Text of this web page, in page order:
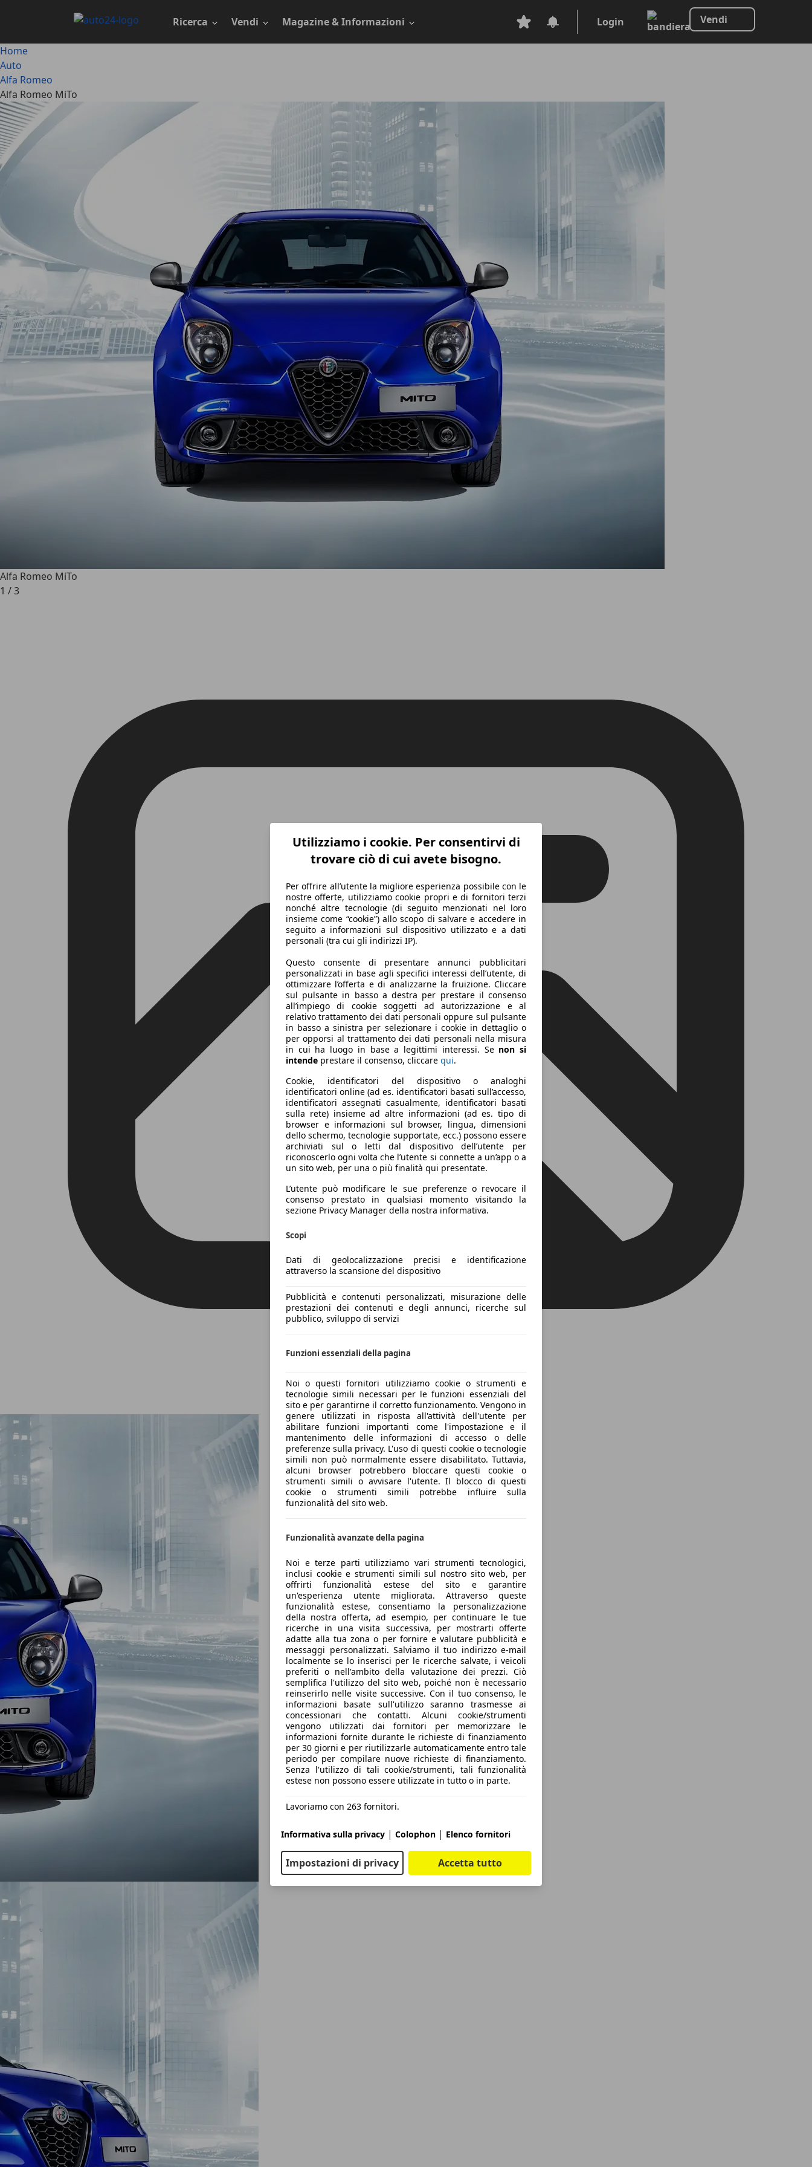
principale
Ricerca Vendi Magazine & Informazioni Login Vendi
Home
Auto
Alfa Romeo
Alfa Romeo MiTo
Alfa Romeo MiTo
1 /3
Utilizziamo i cookie. Per consentirvi di
trovare ciò di cui avete bisogno.
Per offrire all’utente la migliore esperienza possibile con le
nostre offerte, utilizziamo cookie propri e di fornitori terzi
nonché altre tecnologie (di seguito menzionati nel loro
insieme come “cookie”) allo scopo di salvare e accedere in
seguito a informazioni sul dispositivo utilizzato e a dati
personali (tra cui gli indirizzi IP).
Questo consente di presentare annunci pubblicitari
personalizzati in base agli specifici interessi dell’utente, di
ottimizzare l’offerta e di analizzarne la fruizione. Cliccare
sul pulsante in basso a destra per prestare il consenso
all’impiego di cookie soggetti ad autorizzazione e al
relativo trattamento dei dati personali oppure sul pulsante
in basso a sinistra per selezionare i cookie in dettaglio o
per opporsi al trattamento dei dati personali nella misura
in cui ha luogo in base a legittimi interessi. Se non si
intende prestare il consenso, cliccare qui.
Cookie, identificatori del dispositivo o analoghi
identificatori online (ad es. identificatori basati sull’accesso,
identificatori assegnati casualmente, identificatori basati
sulla rete) insieme ad altre informazioni (ad es. tipo di
browser e informazioni sul browser, lingua, dimensioni
dello schermo, tecnologie supportate, ecc.) possono essere
archiviati sul o letti dal dispositivo dell’utente per
riconoscerlo ogni volta che l’utente si connette a un’app o a
un sito web, per una o più finalità qui presentate.
L’utente può modificare le sue preferenze o revocare il
consenso prestato in qualsiasi momento visitando la
sezione Privacy Manager della nostra informativa.
Scopi
Dati di geolocalizzazione precisi e identificazione
attraverso la scansione del dispositivo
Pubblicità e contenuti personalizzati, misurazione delle
prestazioni dei contenuti e degli annunci, ricerche sul
pubblico, sviluppo di servizi
Funzioni essenziali della pagina
Noi o questi fornitori utilizziamo cookie o strumenti e
tecnologie simili necessari per le funzioni essenziali del
sito e per garantirne il corretto funzionamento. Vengono in
genere utilizzati in risposta all'attività dell'utente per
abilitare funzioni importanti come l'impostazione e il
mantenimento delle informazioni di accesso o delle
preferenze sulla privacy. L'uso di questi cookie o tecnologie
simili non può normalmente essere disabilitato. Tuttavia,
alcuni browser potrebbero bloccare questi cookie o
strumenti simili o avvisare l'utente. Il blocco di questi
cookie o strumenti simili potrebbe influire sulla
funzionalità del sito web.
Funzionalità avanzate della pagina
Noi e terze parti utilizziamo vari strumenti tecnologici,
inclusi cookie e strumenti simili sul nostro sito web, per
offrirti funzionalità estese del sito e garantire
un'esperienza utente migliorata. Attraverso queste
funzionalità estese, consentiamo la personalizzazione
della nostra offerta, ad esempio, per continuare le tue
ricerche in una visita successiva, per mostrarti offerte
adatte alla tua zona o per fornire e valutare pubblicità e
messaggi personalizzati. Salviamo il tuo indirizzo e-mail
localmente se lo inserisci per le ricerche salvate, i veicoli
preferiti o nell'ambito della valutazione dei prezzi. Ciò
semplifica l'utilizzo del sito web, poiché non è necessario
reinserirlo nelle visite successive. Con il tuo consenso, le
informazioni basate sull'utilizzo saranno trasmesse ai
concessionari che contatti. Alcuni cookie/strumenti
vengono utilizzati dai fornitori per memorizzare le
informazioni fornite durante le richieste di finanziamento
per 30 giorni e per riutilizzarle automaticamente entro tale
periodo per compilare nuove richieste di finanziamento.
Senza l'utilizzo di tali cookie/strumenti, tali funzionalità
estese non possono essere utilizzate in tutto o in parte.
Lavoriamo con 263 fornitori.
Informativa sulla privacy | Colophon | Elenco fornitori
Impostazioni di privacy Accetta tutto